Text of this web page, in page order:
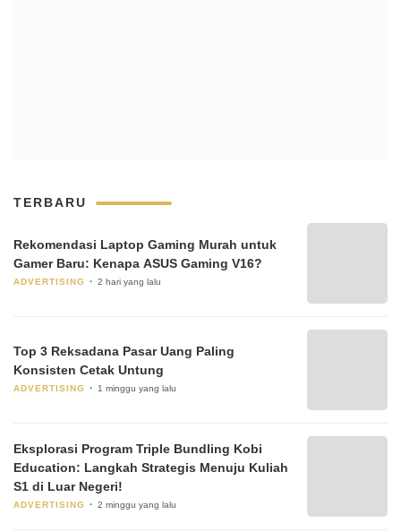
TERBARU
Rekomendasi Laptop Gaming Murah untuk
Gamer Baru: Kenapa ASUS Gaming V16?
ADVERTISING 2 hari yang lalu
Top 3 Reksadana Pasar Uang Paling
Konsisten Cetak Untung
ADVERTISING 1 minggu yang lalu
Eksplorasi Program Triple Bundling Kobi
Education: Langkah Strategis Menuju Kuliah
S1 di Luar Negeri!
ADVERTISING 2 minggu yang lalu